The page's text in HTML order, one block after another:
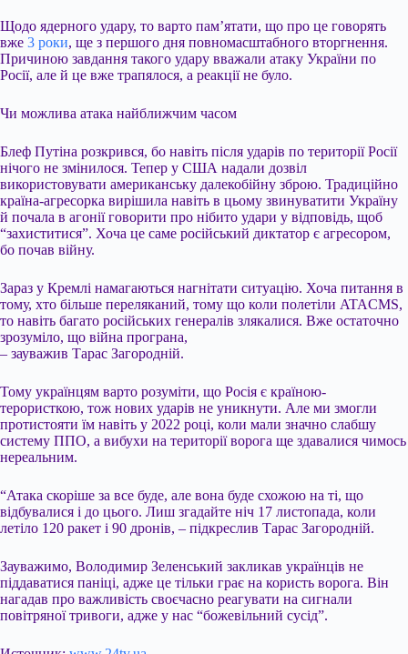
Щодо ядерного удару, то варто пам’ятати, що про це говорять
вже 3 роки, ще з першого дня повномасштабного вторгнення.
Причиною завдання такого удару вважали атаку України по
Росії, але й це вже трапялося, а реакції не було.
Чи можлива атака найближчим часом
Блеф Путіна розкрився, бо навіть після ударів по території Росії
нічого не змінилося. Тепер у США надали дозвіл
використовувати американську далекобійну зброю. Традиційно
країна-агресорка вирішила навіть в цьому звинуватити Україну
й почала в агонії говорити про нібито удари у відповідь, щоб
“захиститися”. Хоча це саме російський диктатор є агресором,
бо почав війну.
Зараз у Кремлі намагаються нагнітати ситуацію. Хоча питання в
тому, хто більше переляканий, тому що коли полетіли ATACMS,
то навіть багато російських генералів злякалися. Вже остаточно
зрозуміло, що війна програна,
– зауважив Тарас Загородній.
Тому українцям варто розуміти, що Росія є країною-
терористкою, тож нових ударів не уникнути. Але ми змогли
протистояти їм навіть у 2022 році, коли мали значно слабшу
систему ППО, а вибухи на території ворога ще здавалися чимось
нереальним.
“Атака скоріше за все буде, але вона буде схожою на ті, що
відбувалися і до цього. Лиш згадайте ніч 17 листопада, коли
летіло 120 ракет і 90 дронів, – підкреслив Тарас Загородній.
Зауважимо, Володимир Зеленський закликав українців не
піддаватися паніці, адже це тільки грає на користь ворога. Він
нагадав про важливість своєчасно реагувати на сигнали
повітряної тривоги, адже у нас “божевільний сусід”.